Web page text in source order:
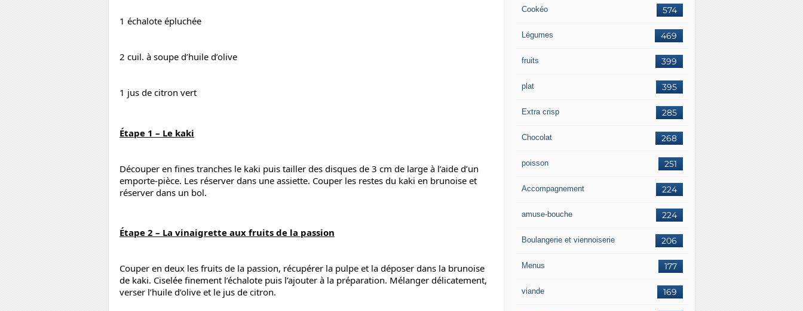
1 échalote épluchée
2 cuil. à soupe d’huile d’olive
1 jus de citron vert
Étape 1 – Le kaki
Découper en fines tranches le kaki puis tailler des disques de 3 cm de large à l’aide d’un
emporte-pièce. Les réserver dans une assiette. Couper les restes du kaki en brunoise et
réserver dans un bol.
Étape 2 – La vinaigrette aux fruits de la passion
Couper en deux les fruits de la passion, récupérer la pulpe et la déposer dans la brunoise
de kaki. Ciselée finement l’échalote puis l’ajouter à la préparation. Mélanger délicatement,
verser l’huile d’olive et le jus de citron.
574
Cookéo
469
Légumes
399
fruits
395
plat
285
Extra crisp
268
Chocolat
251
poisson
224
Accompagnement
224
amuse-bouche
206
Boulangerie et viennoiserie
177
Menus
169
viande